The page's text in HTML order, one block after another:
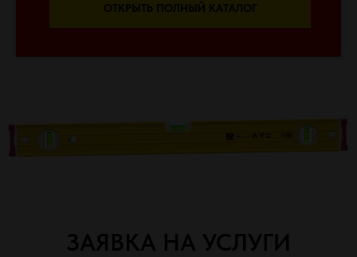
ОТКРЫТЬ ПОЛНЫЙ КАТАЛОГ
ЗАЯВКА НА УСЛУГИ